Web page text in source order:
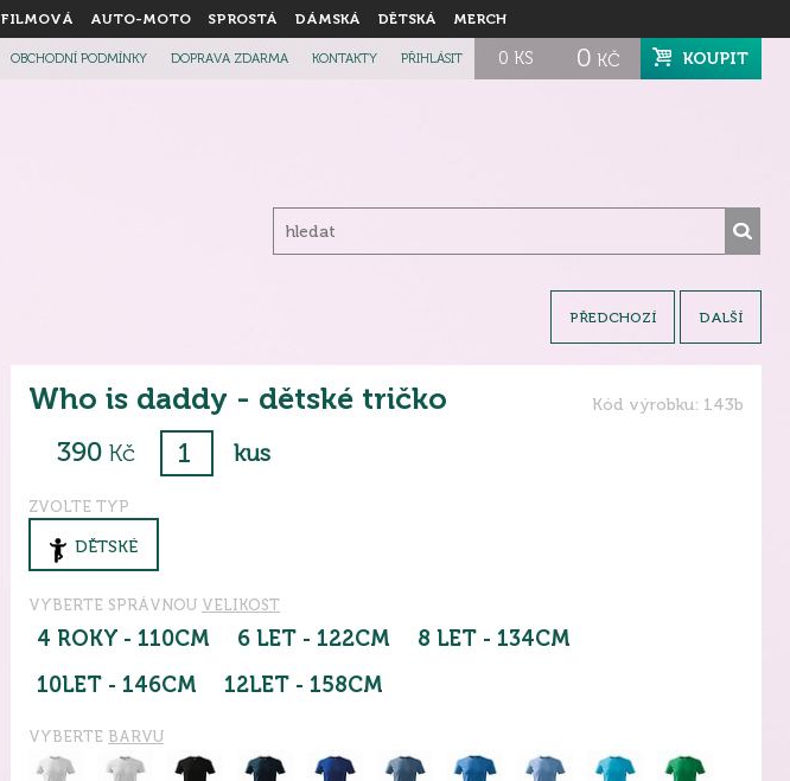
FILMOVÁ AUTO-MOTO SPROSTÁ DÁMSKÁ DĚTSKÁ MERCH
0 KS 0 KČ KOUPIT
OBCHODNÍ PODMÍNKY DOPRAVA ZDARMA KONTAKTY PŘIHLÁSIT
PŘEDCHOZÍ DALŠÍ
Who is daddy - dětské tričko Kód výrobku: 143b
390 Kč kus
ZVOLTE TYP
DĚTSKÉ
VYBERTE SPRÁVNOU VELIKOST
4 ROKY - 110CM 6 LET - 122CM
8 LET - 134CM
10LET - 146CM
12LET - 158CM
VYBERTE BARVU